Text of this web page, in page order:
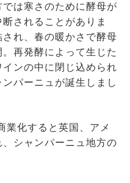
は寒さのために酵母が
されることがありま
れ、春の暖かさで酵母
再発酵によって生じた
ンの中に閉じ込められ
パーニュが誕生しまし
業化すると英国、アメ
シャンパーニュ地方の